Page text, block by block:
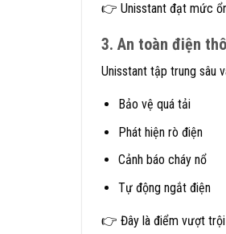
👉 Unisstant đạt mức
3. An toàn điện
Unisstant tập trung sâu
Bảo vệ quá tải
Phát hiện rò điện
Cảnh báo cháy nổ
Tự động ngắt điện
👉 Đây là điểm vượt trội